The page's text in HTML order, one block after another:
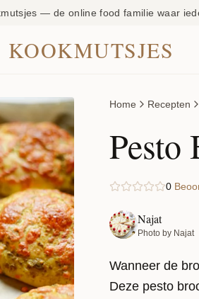
— de online food familie waar
KOOKMUTSJES
Home Recepten
Pesto
0
Najat
Photo by Najat
Wanneer de
Deze pesto